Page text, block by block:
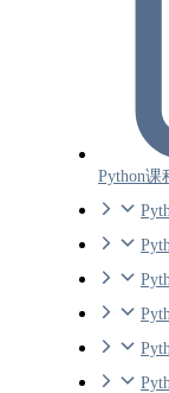
Python课